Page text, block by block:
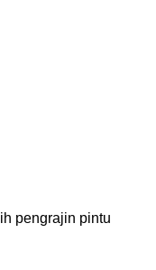
pengrajin pintu